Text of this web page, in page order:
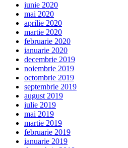
iunie 2020
mai 2020
aprilie 2020
martie 2020
februarie 2020
ianuarie 2020
decembrie 2019
noiembrie 2019
octombrie 2019
septembrie 2019
august 2019
iulie 2019
mai 2019
martie 2019
februarie 2019
ianuarie 2019